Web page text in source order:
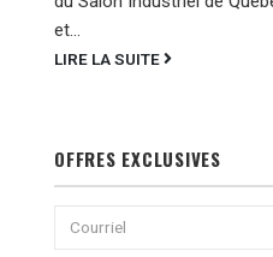
et...
LIRE LA SUITE
OFFRES EXCLUSIVES